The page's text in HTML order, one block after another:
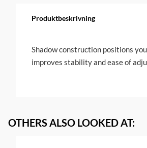
Produktbeskrivning
Shadow construction positions
improves stability and ease of
OTHERS ALSO LOOKED AT: